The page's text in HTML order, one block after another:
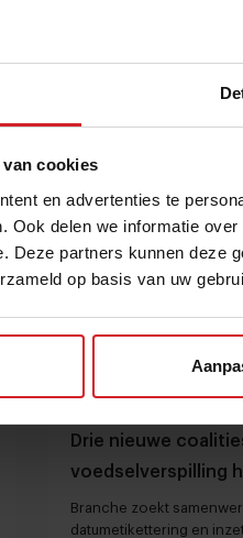
cookies
en advertenties te
Ook delen we informatie
Deze partners kunnen deze
op basis van uw
wie heeft de macht?
Drie nieuwe
voedselverspilling
Branche zoekt
datumetikettering en